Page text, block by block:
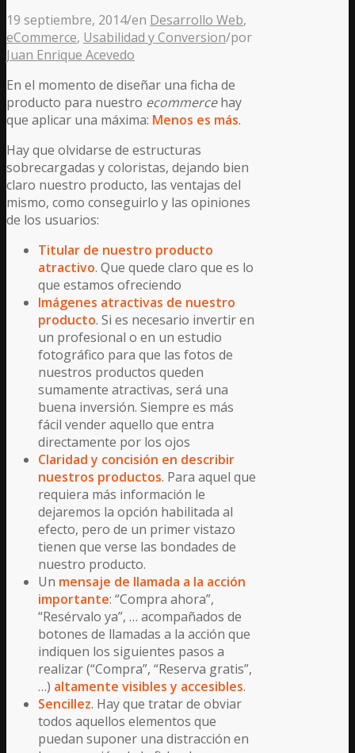
19 septiembre, 2014/en Desarrollo Web,
eCommerce, Usabilidad y Conversion/por
Juan Enrique Acevedo
En el momento de diseñar una ficha de
producto para nuestro ecommercehay
que aplicar una máxima: Menos es más.
Hay que olvidarse de estructuras
sobrecargadas y coloristas, dejando bien
claro nuestro producto, las ventajas del
mismo, como conseguirlo y las opiniones
de los usuarios:
Titular de nuestro producto
atractivo. Que quede claro que es lo
que estamos ofreciendo
Imágenes atractivas de nuestro
producto. Si es necesario invertir en
un profesional o en un estudio
fotográfico para que las fotos de
nuestros productos queden
sumamente atractivas, será una
buena inversión. Siempre es más
fácil vender aquello que entra
directamente por los ojos
Claridad y concisión en describir
nuestros productos. Para aquel que
requiera más información le
dejaremos la opción habilitada al
efecto, pero de un primer vistazo
tienen que verse las bondades de
nuestro producto.
Un mensaje de llamada a la acción
importante: “Compra ahora”,
“Resérvalo ya”, … acompañados de
botones de llamadas a la acción que
indiquen los siguientes pasos a
realizar (“Compra”, “Reserva gratis”,
…) altamente visibles y accesibles.
Sencillez. Hay que tratar de obviar
todos aquellos elementos que
puedan suponer una distracción en